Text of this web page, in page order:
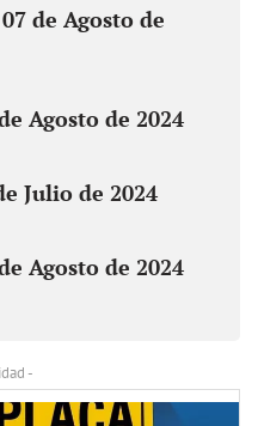
de Agosto de
Agosto de 2024
Julio de 2024
Agosto de 2024
-